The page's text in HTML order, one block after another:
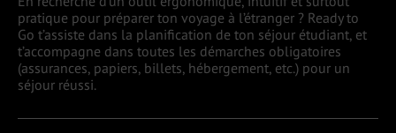
pratique pour préparer ton voyage à l’étranger ? Ready to
Go t’assiste dans la planification de ton séjour étudiant, et
t’accompagne dans toutes les démarches obligatoires
(assurances, papiers, billets, hébergement, etc.) pour un
séjour réussi.